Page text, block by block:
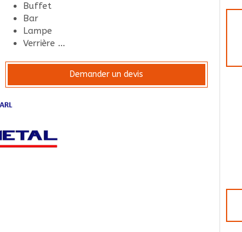
Buffet
Bar
Lampe
Verrière ...
Demander un devis